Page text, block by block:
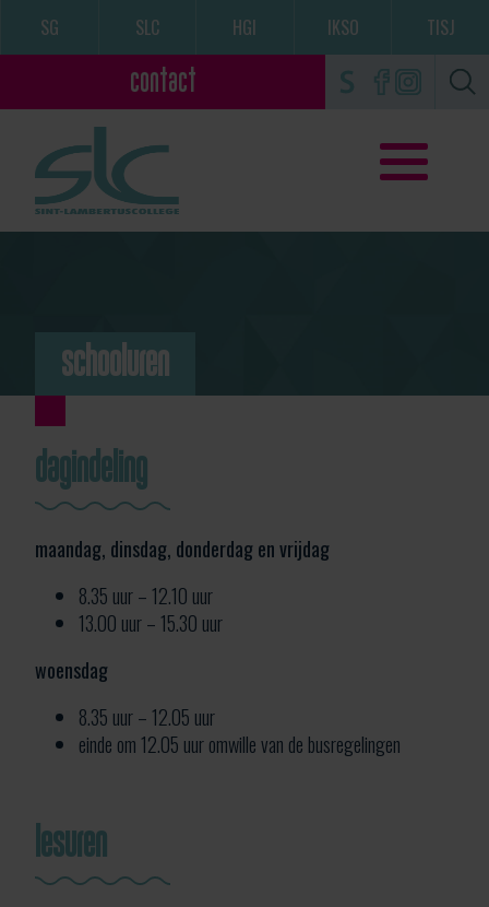
SG SLC HGI IKSO TISJ
contact
schooluren
dagindeling
maandag, dinsdag, donderdag en vrijdag
8.35 uur – 12.10 uur
13.00 uur – 15.30 uur
woensdag
8.35 uur – 12.05 uur
einde om 12.05 uur omwille van de busregelingen
lesuren